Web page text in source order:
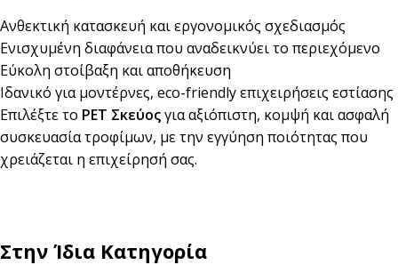
Ανθεκτική κατασκευή και εργονομικός σχεδιασμός
Ενισχυμένη διαφάνεια που αναδεικνύει το περιεχόμενο
Εύκολη στοίβαξη και αποθήκευση
Ιδανικό για μοντέρνες, eco-friendly επιχειρήσεις εστίασης
Επιλέξτε το PET Σκεύοςγια αξιόπιστη, κομψή και ασφαλή
συσκευασία τροφίμων, με την εγγύηση ποιότητας που
χρειάζεται η επιχείρησή σας.
Στην Ίδια Κατηγορία